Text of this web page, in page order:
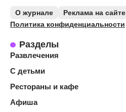
О журнале Реклама на сайте
Политика конфиденциальности
Разделы
Развлечения
С детьми
Рестораны и кафе
Афиша